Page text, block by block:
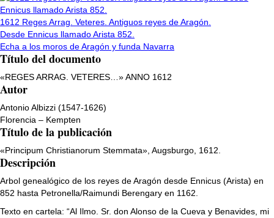
1612 Reges Arrag. Veteres. Antiguos reyes de Aragón.
Desde Ennicus llamado Arista 852.
Echa a los moros de Aragón y funda Navarra
Título del documento
«REGES ARRAG. VETERES…» ANNO 1612
Autor
Antonio Albizzi (1547-1626)
Florencia – Kempten
Título de la publicación
«Principum Christianorum Stemmata», Augsburgo, 1612.
Descripción
Arbol genealógico de los reyes de Aragón desde Ennicus (Arista) en
852 hasta Petronella/Raimundi Berengary en 1162.
Texto en cartela: “Al Ilmo. Sr. don Alonso de la Cueva y Benavides, mi